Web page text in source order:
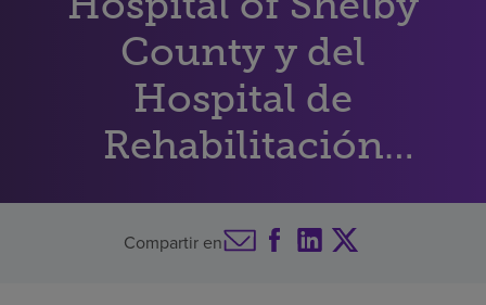
Acerca de nosotros
Buscar un centro
County y del
Hospital de
Rehabilitación
Lakeshore, habla
sobre Birmingham
Compartir en